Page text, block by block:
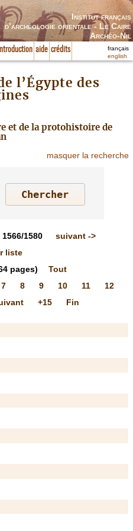
Institut français
d’archéologie orientale - Le Caire
Archéo-Nil
aide crédits
français
english
l’Égypte des
et de la protohistoire de
masquer la recherche
1566/1580 suivant ->
liste
pages)
Tout
7 8 9 10 11
12
+15 Fin